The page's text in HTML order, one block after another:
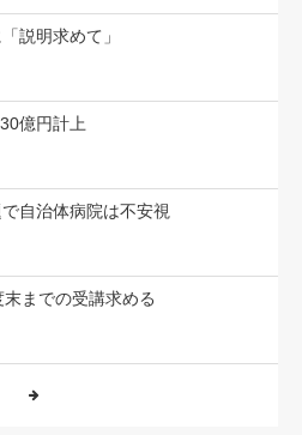
説明求めて」
億円計上
自治体病院は不安視
までの受講求める